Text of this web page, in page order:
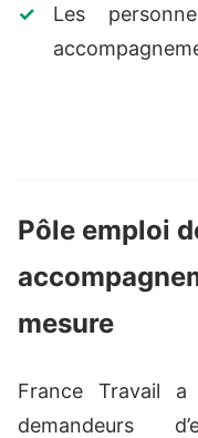
Les
Pôle emploi
mesure
France Travail
demandeurs